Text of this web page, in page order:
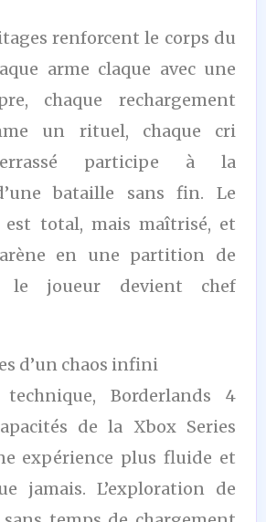
renforcent le corps du
arme claque avec une
chaque rechargement
un rituel, chaque cri
participe à la
bataille sans fin. Le
est total, mais maîtrisé, et
en une partition de
le joueur devient chef
d’un chaos infini
Borderlands 4
de la Xbox Series
expérience plus fluide et
jamais. L’exploration de